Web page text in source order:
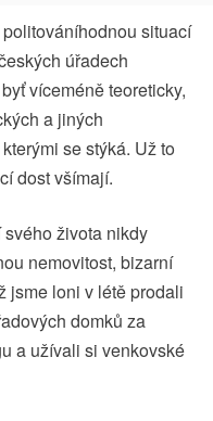
situací
úřadech
víceméně teoreticky,
a jiných
se stýká. Už to
dost všímají.
života nikdy
nemovitost, bizarní
jsme loni v létě prodali
domků za
a užívali si venkovské